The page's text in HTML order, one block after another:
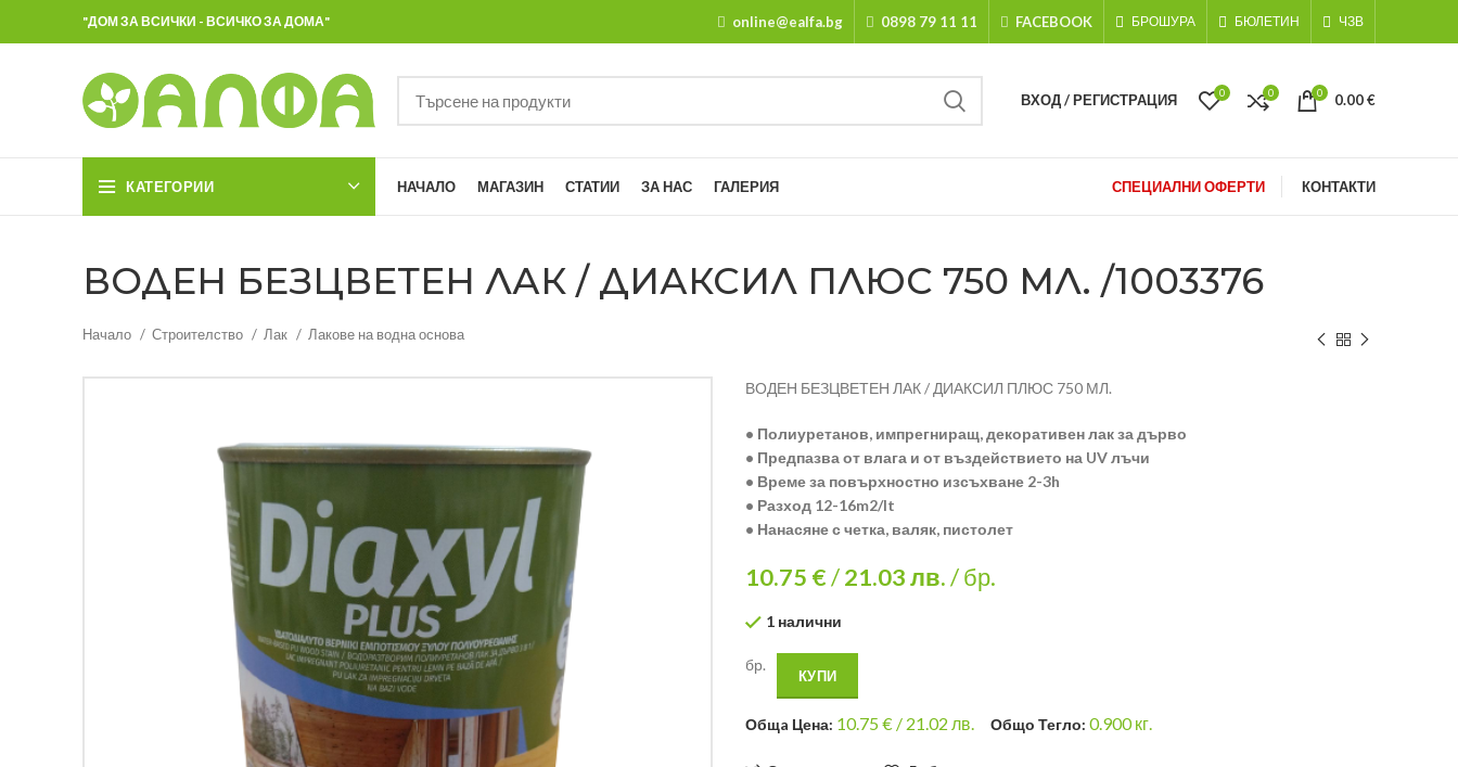
"ДОМ ЗА ВСИЧКИ - ВСИЧКО ЗА ДОМА" online@ealfa.bg 0898 79 11 11 FACEBOOK БРОШУРА БЮЛЕТИН ЧЗВ
ВХОД / РЕГИСТРАЦИЯ 0 0 0 0.00€
КАТЕГОРИИ НАЧАЛО МАГАЗИН СТАТИИ ЗА НАС ГАЛЕРИЯ СПЕЦИАЛНИ ОФЕРТИ КОНТАКТИ
ВОДЕН БЕЗЦВЕТЕН ЛАК / ДИАКСИЛ ПЛЮС 750 МЛ. /1003376
Начало Строителство Лак Лакове на водна основа
ВОДЕН БЕЗЦВЕТЕН ЛАК / ДИАКСИЛ ПЛЮС 750 МЛ.
• Полиуретанов, импрегниращ, декоративен лак за дърво
• Предпазва от влага и от въздействието на UV лъчи
• Време за повърхностно изсъхване 2-3h
• Разход 12-16m2/lt
• Нанасяне с четка, валяк, пистолет
10.75 €/21.03лв./ бр.
1 налични
бр.
КУПИ
Общa Цена: 10.75€ / 21.02 лв. Общо Тегло: 0.900кг.